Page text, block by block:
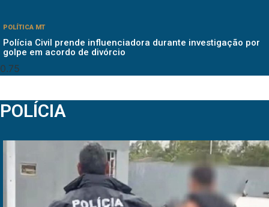
POLÍTICA MT
Polícia Civil prende influenciadora durante investigação por
golpe em acordo de divórcio
POLÍCIA